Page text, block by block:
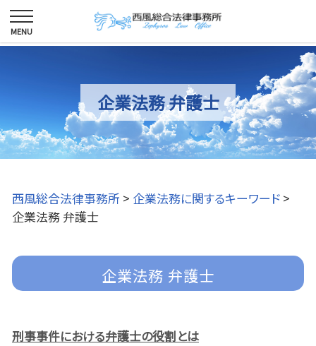
企業法務 弁護士
西風総合法律事務所 > 企業法務に関するキーワード >
企業法務 弁護士
企業法務 弁護士
刑事事件における弁護士の役割とは